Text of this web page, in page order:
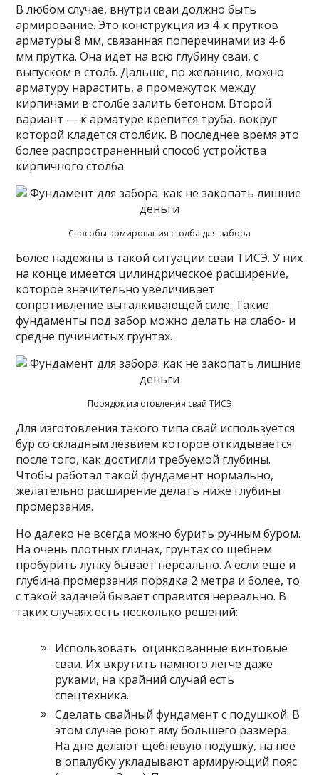
В любом случае, внутри сваи должно быть
армирование. Это конструкция из 4-х прутков
арматуры 8 мм, связанная поперечинами из 4-6
мм прутка. Она идет на всю глубину сваи, с
выпуском в столб. Дальше, по желанию, можно
арматуру нарастить, а промежуток между
кирпичами в столбе залить бетоном. Второй
вариант — к арматуре крепится труба, вокруг
которой кладется столбик. В последнее время это
более распространенный способ устройства
кирпичного столба.
Способы армирования столба для забора
Более надежны в такой ситуации сваи ТИСЭ. У них
на конце имеется цилиндрическое расширение,
которое значительно увеличивает
сопротивление выталкивающей силе. Такие
фундаменты под забор можно делать на слабо- и
средне пучинистых грунтах.
Порядок изготовления свай ТИСЭ
Для изготовления такого типа свай используется
бур со складным лезвием которое откидывается
после того, как достигли требуемой глубины.
Чтобы работал такой фундамент нормально,
желательно расширение делать ниже глубины
промерзания.
Но далеко не всегда можно бурить ручным буром.
На очень плотных глинах, грунтах со щебнем
пробурить лунку бывает нереально. А если еще и
глубина промерзания порядка 2 метра и более, то
с такой задачей бывает справится нереально. В
таких случаях есть несколько решений:
Использовать оцинкованные винтовые
сваи. Их вкрутить намного легче даже
руками, на крайний случай есть
спецтехника.
Сделать свайный фундамент с подушкой. В
этом случае роют яму большего размера.
На дне делают щебневую подушку, на нее
в опалубку укладывают армирующий пояс